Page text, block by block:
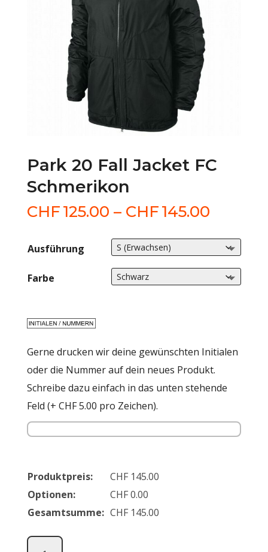
Park 20 Fall Jacket FC
Schmerikon
CHF125.00 – CHF145.00
bis
Ausführung
Farbe
Gerne drucken wir deine gewünschten Initialen
oder die Nummer auf dein neues Produkt.
Schreibe dazu einfach in das unten stehende
Feld (+ CHF 5.00 pro Zeichen).
Produktpreis: CHF 145.00
Optionen:
CHF0.00
Gesamtsumme: CHF 145.00
Park